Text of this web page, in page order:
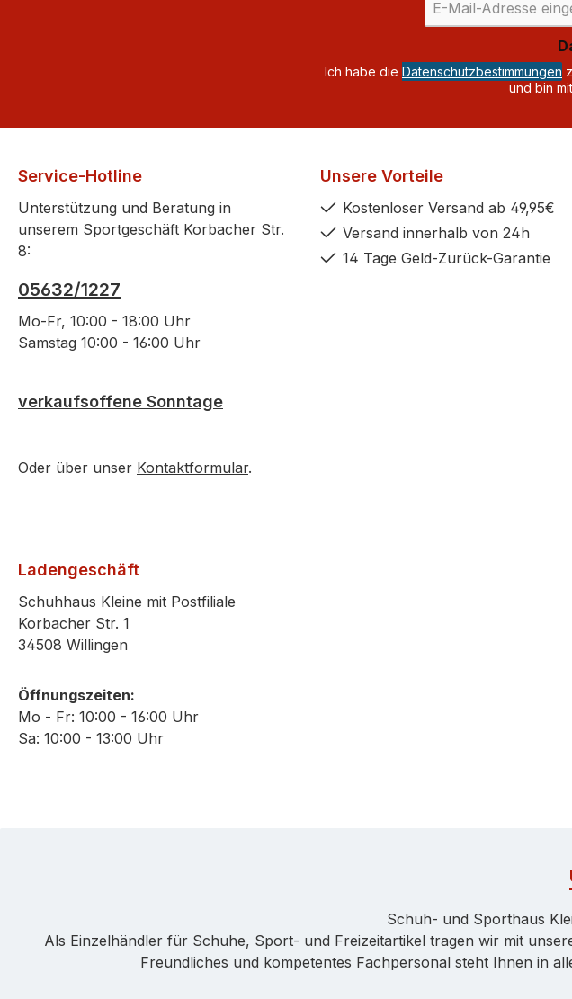
Ich habe die Datenschutzbestimmungen
und bin
Service-Hotline
Unterstützung und Beratung in
unserem Sportgeschäft Korbacher Str.
8:
05632/1227
Mo-Fr, 10:00 - 18:00 Uhr
Samstag 10:00 - 16:00 Uhr
verkaufsoffene Sonntage
Oder über unser Kontaktformular.
Unsere Vorteile
Kostenloser Versand ab 49,95€
Versand innerhalb von 24h
14 Tage Geld-Zurück-Garantie
Ladengeschäft
Schuhhaus Kleine mit Postfiliale
Korbacher Str. 1
34508 Willingen
Öffnungszeiten:
Mo - Fr: 10:00 - 16:00 Uhr
Sa: 10:00 - 13:00 Uhr
Schuh- und Sporthaus
Als Einzelhändler für Schuhe, Sport- und Freizeitartikel tragen wir mit
Freundliches und kompetentes Fachpersonal steht Ihnen in